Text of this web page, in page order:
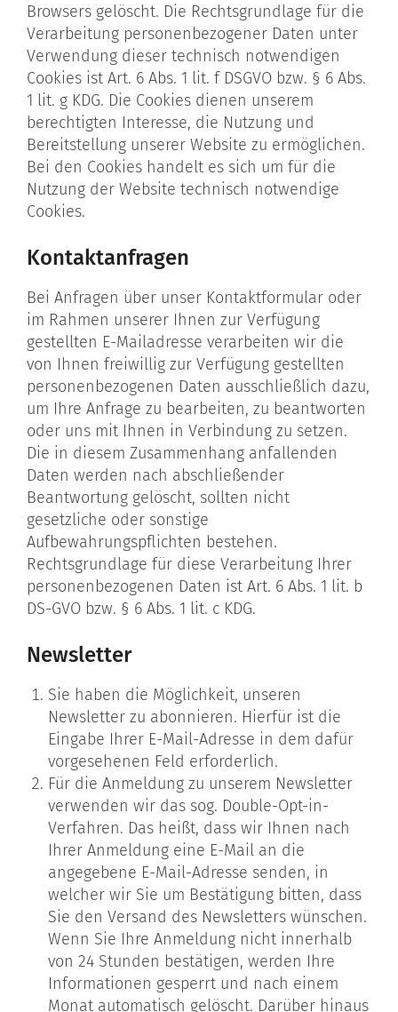
Browsers gelöscht. Die Rechtsgrundlage für die
Verarbeitung personenbezogener Daten unter
Verwendung dieser technisch notwendigen
Cookies ist Art. 6 Abs. 1 lit. f DSGVO bzw. § 6 Abs.
1 lit. g KDG. Die Cookies dienen unserem
berechtigten Interesse, die Nutzung und
Bereitstellung unserer Website zu ermöglichen.
Bei den Cookies handelt es sich um für die
Nutzung der Website technisch notwendige
Cookies.
Kontaktanfragen
Bei Anfragen über unser Kontaktformular oder
im Rahmen unserer Ihnen zur Verfügung
gestellten E-Mailadresse verarbeiten wir die
von Ihnen freiwillig zur Verfügung gestellten
personenbezogenen Daten ausschließlich dazu,
um Ihre Anfrage zu bearbeiten, zu beantworten
oder uns mit Ihnen in Verbindung zu setzen.
Die in diesem Zusammenhang anfallenden
Daten werden nach abschließender
Beantwortung gelöscht, sollten nicht
gesetzliche oder sonstige
Aufbewahrungspflichten bestehen.
Rechtsgrundlage für diese Verarbeitung Ihrer
personenbezogenen Daten ist Art. 6 Abs. 1 lit. b
DS-GVO bzw. § 6 Abs. 1 lit. c KDG.
Newsletter
Sie haben die Möglichkeit, unseren
Newsletter zu abonnieren. Hierfür ist die
Eingabe Ihrer E-Mail-Adresse in dem dafür
vorgesehenen Feld erforderlich.
Für die Anmeldung zu unserem Newsletter
verwenden wir das sog. Double-Opt-in-
Verfahren. Das heißt, dass wir Ihnen nach
Ihrer Anmeldung eine E-Mail an die
angegebene E-Mail-Adresse senden, in
welcher wir Sie um Bestätigung bitten, dass
Sie den Versand des Newsletters wünschen.
Wenn Sie Ihre Anmeldung nicht innerhalb
von 24 Stunden bestätigen, werden Ihre
Informationen gesperrt und nach einem
Monat automatisch gelöscht. Darüber hinaus